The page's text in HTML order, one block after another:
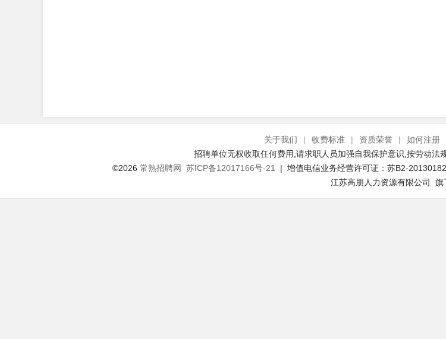
关于我们 | 收费标准 | 资质荣誉 | 如何注册
招聘单位无权收取任何费用,请求职人员加强自我保护意识,按劳动法
©2026 常熟招聘网 苏ICP备12017166号-21
| 增值电信业务经营许可证：苏B2-
江苏高朋人力资源有限公司 旗